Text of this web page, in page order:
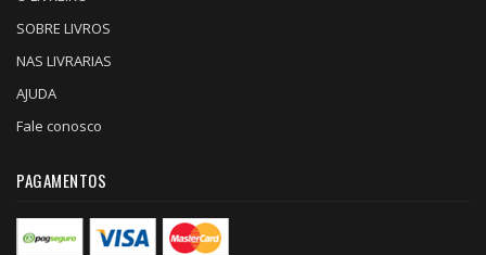
SOBRE LIVROS
NAS LIVRARIAS
AJUDA
Fale conosco
PAGAMENTOS